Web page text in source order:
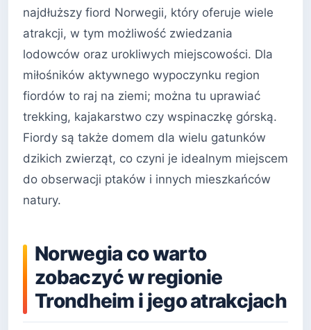
najdłuższy fiord Norwegii, który oferuje wiele
atrakcji, w tym możliwość zwiedzania
lodowców oraz urokliwych miejscowości. Dla
miłośników aktywnego wypoczynku region
fiordów to raj na ziemi; można tu uprawiać
trekking, kajakarstwo czy wspinaczkę górską.
Fiordy są także domem dla wielu gatunków
dzikich zwierząt, co czyni je idealnym miejscem
do obserwacji ptaków i innych mieszkańców
natury.
Norwegia co warto
zobaczyć w regionie
Trondheim i jego atrakcjach